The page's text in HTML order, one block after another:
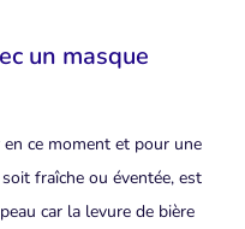
un masque
ce moment et pour une
fraîche ou éventée, est
car la levure de bière